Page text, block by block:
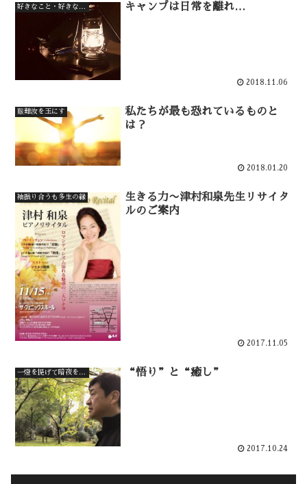
好きなこと・好きなもの キャンプは日常を離れ…
2018.11.06
艱難汝を玉にす
私たちが最も恐れているものと
は？
2018.01.20
袖振り合うも多生の縁
生きる力〜津村和泉先生リサイタ
ルのご案内
2017.11.05
一燈を提げて暗夜を行く “悟り”と“癒し”
2017.10.24